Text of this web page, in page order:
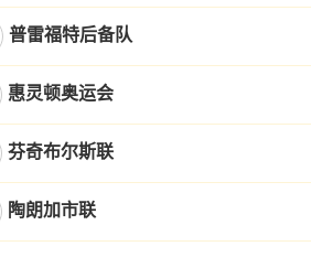
普雷福特后备队
惠灵顿奥运会
芬奇布尔斯联
陶朗加市联